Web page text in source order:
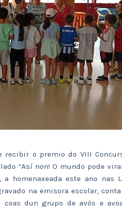
recibir o premio do VIII
“Así non! O mundo pode
homenaxeada este ano nas
na emisora escolar, conta
coas dun grupo de avós e